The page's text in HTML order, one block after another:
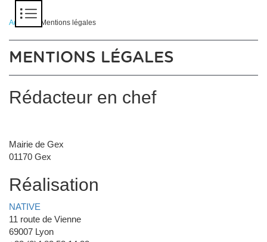
Accueil > Mentions légales
MENTIONS LÉGALES
Rédacteur en chef
Mairie de Gex
01170 Gex
Réalisation
NATIVE
11 route de Vienne
69007 Lyon